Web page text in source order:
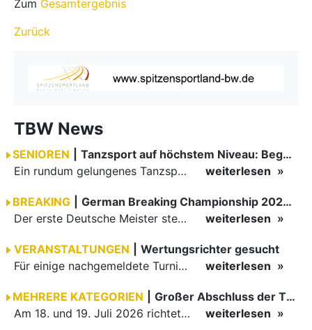
Zum Gesamtergebnis
Zurück
TBW News
SENIOREN
Tanzsport auf höchstem Niveau: Begeisterung bei den Turnieren in…
Ein rundum gelungenes Tanzsport-Wochenende liegt hinter den Paaren und Organisatoren in Enzklösterle. Am 1. und 2. August 2026 verwandelte sich die Festhalle wieder in einen lebendigen Mittelpunkt des…
weiterlesen
BREAKING
German Breaking Championship 2026 in Hannover
Der erste Deutsche Meister steht fest B-Boy Roman siegt bei den Juniors
weiterlesen
VERANSTALTUNGEN
Wertungsrichter gesucht
Für einige nachgemeldete Turniere im 2 Halbjahr sucht der ZWE noch Wertungsrichter.
weiterlesen
MEHRERE KATEGORIEN
Großer Abschluss der TBW-Trophy in Weinheim
Am 18. und 19. Juli 2026 richtete die Tanzsportabteilung (TSA) der TSG 1862 Weinheim das Abschlussturnier der diesjährigen TBW-Trophy-Serie aus. Zum traditionellen Saisonfinale kamen rund 400 Starts über…
weiterlesen